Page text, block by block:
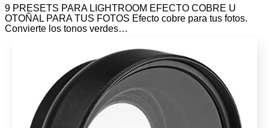
9 PRESETS PARA LIGHTROOM EFECTO COBRE U
OTOÑAL PARA TUS FOTOS Efecto cobre para tus fotos.
Convierte los tonos verdes…